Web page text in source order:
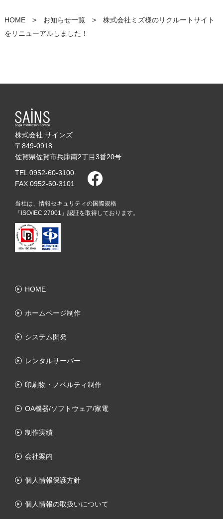
HOME> お知らせ一覧> 株式会社ミズ様のリクルートサイト
をリニューアルしました！
株式会社 サインズ
〒849-0918
佐賀県佐賀市兵庫南2丁目3番20号
TEL 0952-60-3100
FAX 0952-60-3101
当社は、情報セキュリティの国際規格
「ISO/IEC 27001」認証を取得しております。
HOME
ホームページ制作
システム開発
レンタルサーバー
印刷物・ノベルティ制作
OA機器/ソフトウェア/家電
制作実績
会社案内
個人情報保護方針
個人情報の取扱いについて